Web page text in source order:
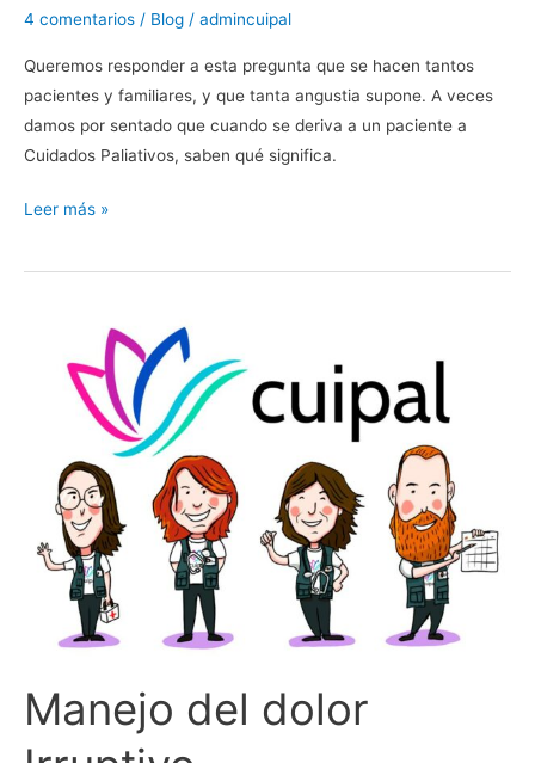
4 comentarios / Blog / admincuipal
Queremos responder a esta pregunta que se hacen tantos
pacientes y familiares, y que tanta angustia supone. A veces
damos por sentado que cuando se deriva a un paciente a
Cuidados Paliativos, saben qué significa.
Leer más »
Manejo del dolor